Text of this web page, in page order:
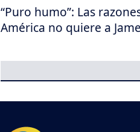
“Puro humo”: Las
América no quiere a